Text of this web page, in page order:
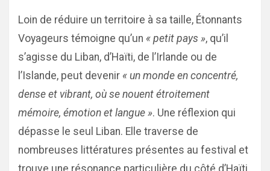
Loin de réduire un territoire à sa taille, Étonnants
Voyageurs témoigne qu’un « petit pays », qu’il
s’agisse du Liban, d’Haïti, de l’Irlande ou de
l’Islande, peut devenir « un monde en concentré,
dense et vibrant, où se nouent étroitement
mémoire, émotion et langue ». Une réflexion qui
dépasse le seul Liban. Elle traverse de
nombreuses littératures présentes au festival et
trouve une résonance particulière du côté d’Haïti,